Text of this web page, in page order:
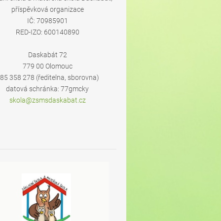
příspěvková organizace
IČ: 70985901
RED-IZO: 600140890
Daskabát 72
779 00 Olomouc
358 278 (ředitelna, sborovna)
datová schránka: 77gmcky
skola@zsmsdaskabat.cz